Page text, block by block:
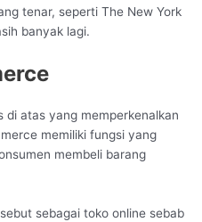
tenar, seperti The New York
banyak lagi.
di atas yang memperkenalkan
memiliki fungsi yang
membeli barang
sebagai toko online sebab